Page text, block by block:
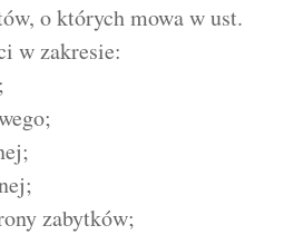
o których mowa w ust.
w zakresie:
zabytków;